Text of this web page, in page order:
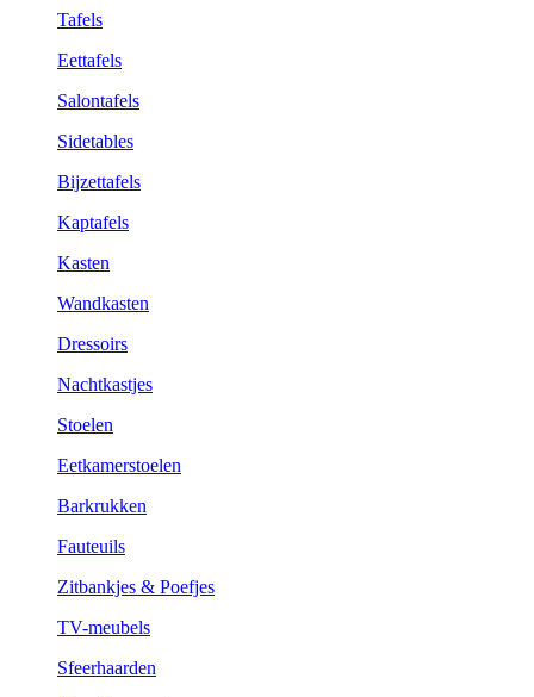
Tafels
Eettafels
Salontafels
Sidetables
Bijzettafels
Kaptafels
Kasten
Wandkasten
Dressoirs
Nachtkastjes
Stoelen
Eetkamerstoelen
Barkrukken
Fauteuils
Zitbankjes & Poefjes
TV-meubels
Sfeerhaarden